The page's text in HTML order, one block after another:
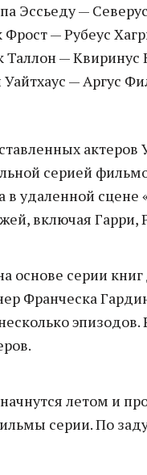
Эссьеду —
Фрост — Рубеус
Таллон — Квиринус
— Аргус
актеров
серией
в удаленной сцене
включая
основе серии
Франческа
летом и
серии. По